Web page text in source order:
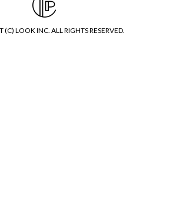
(C) LOOK INC. ALL RIGHTS RESERVED.